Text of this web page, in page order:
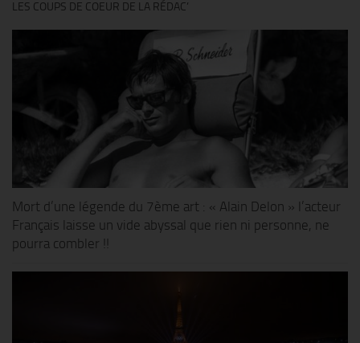
LES COUPS DE COEUR DE LA RÉDAC’
Mort d’une légende du 7ème art : « Alain Delon » l’acteur
Français laisse un vide abyssal que rien ni personne, ne
pourra combler !!